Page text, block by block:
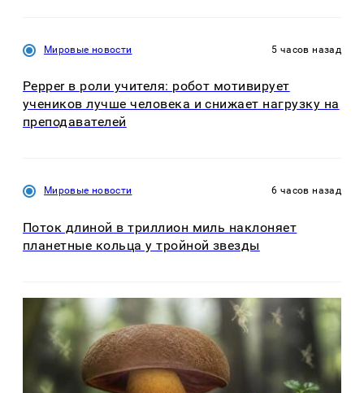
Мировые новости 5 часов назад
Pepper в роли учителя: робот мотивирует
учеников лучше человека и снижает нагрузку на
преподавателей
Мировые новости 6 часов назад
Поток длиной в триллион миль наклоняет
планетные кольца у тройной звезды